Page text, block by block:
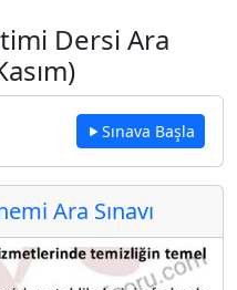
Dersi Ara
Sınava Başla
Ara Sınavı